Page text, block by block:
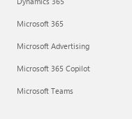
Microsoft 365
Microsoft Advertising
Microsoft 365 Copilot
Microsoft Teams